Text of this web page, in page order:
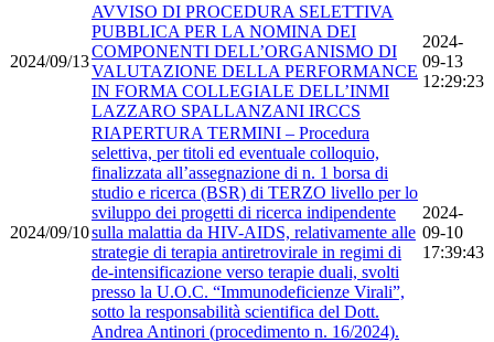
2024/09/13
AVVISO DI PROCEDURA SELETTIVA
PUBBLICA PER LA NOMINA DEI
COMPONENTI DELL’ORGANISMO DI
VALUTAZIONE DELLA PERFORMANCE
IN FORMA COLLEGIALE DELL’INMI
LAZZARO SPALLANZANI IRCCS
2024-
09-13
12:29:23
2024/09/10
RIAPERTURA TERMINI – Procedura
selettiva, per titoli ed eventuale colloquio,
finalizzata all’assegnazione di n. 1 borsa di
studio e ricerca (BSR) di TERZO livello per lo
sviluppo dei progetti di ricerca indipendente
sulla malattia da HIV-AIDS, relativamente alle
strategie di terapia antiretrovirale in regimi di
de-intensificazione verso terapie duali, svolti
presso la U.O.C. “Immunodeficienze Virali”,
sotto la responsabilità scientifica del Dott.
Andrea Antinori (procedimento n. 16/2024).
2024-
09-10
17:39:43